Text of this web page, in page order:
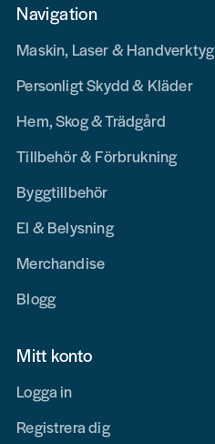
Navigation
Maskin, Laser & Handverktyg
Personligt Skydd & Kläder
Hem, Skog & Trädgård
Tillbehör & Förbrukning
Byggtillbehör
El & Belysning
Merchandise
Blogg
Mitt konto
Logga in
Registrera dig